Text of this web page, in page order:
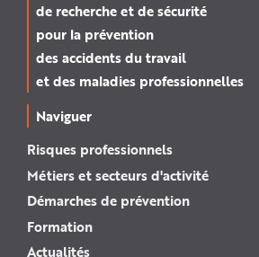
de recherche et de sécurité
pour la prévention
des accidents du travail
et des maladies professionnelles
Naviguer
Risques professionnels
Métiers et secteurs d'activité
Démarches de prévention
Formation
Actualités